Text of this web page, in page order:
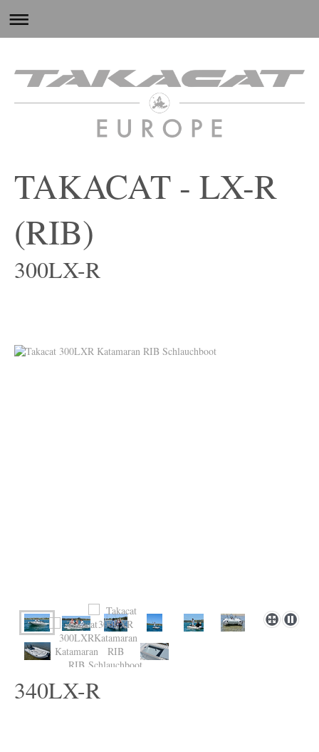
TAKACAT - LX-R
(RIB)
300LX-R
340LX-R